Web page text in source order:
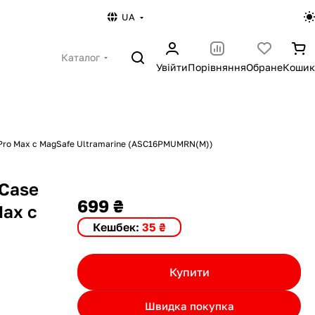
UA
Каталог
УвійтиПорівнянняОбранеКошик
Max с MagSafe Ultramarine (ASC16PMUMRN(M))
с
699 ₴
Кешбек: 35 ₴
Купити
Швидка покупка